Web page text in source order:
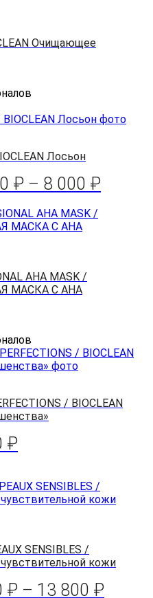
Очищающее
Лосьон
₽ – 8 000 ₽
AHA MASK /
МАСКА С АНА
/ BIOCLEAN
₽
SENSIBLES /
чувствительной кожи
₽ – 13 800 ₽